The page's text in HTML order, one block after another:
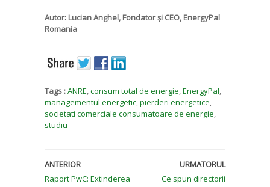
Autor: Lucian Anghel, Fondator și CEO, EnergyPal
Romania
Tags :ANRE,consum total de energie,EnergyPal,
managementul energetic,pierderi energetice,
societati comerciale consumatoare de energie,
studiu
ANTERIOR
Raport PwC: Extinderea
URMATORUL
Ce spun directorii